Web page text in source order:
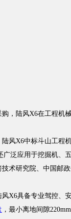
购，陆风X6在工程机
X6中标斗山工程机
广泛应用于挖掘机、
技术研究院、中国邮
具备专业驾控、安
，最小离地间隙